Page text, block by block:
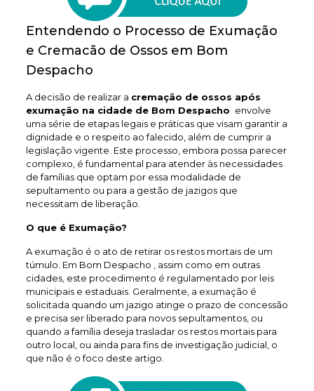
Entendendo o Processo de Exumação
e Cremacão de Ossos em Bom
Despacho
A decisão de realizar a cremação de ossos após
exumação na cidade de Bom Despacho envolve
uma série de etapas legais e práticas que visam garantir a
dignidade e o respeito ao falecido, além de cumprir a
legislação vigente. Este processo, embora possa parecer
complexo, é fundamental para atender às necessidades
de famílias que optam por essa modalidade de
sepultamento ou para a gestão de jazigos que
necessitam de liberação.
O que é Exumação?
A exumação é o ato de retirar os restos mortais de um
túmulo. Em Bom Despacho , assim como em outras
cidades, este procedimento é regulamentado por leis
municipais e estaduais. Geralmente, a exumação é
solicitada quando um jazigo atinge o prazo de concessão
e precisa ser liberado para novos sepultamentos, ou
quando a família deseja trasladar os restos mortais para
outro local, ou ainda para fins de investigação judicial, o
que não é o foco deste artigo.